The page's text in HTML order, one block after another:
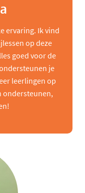
ervaring. Ik vind
op deze
goed voor de
je
leerlingen op
ondersteunen,